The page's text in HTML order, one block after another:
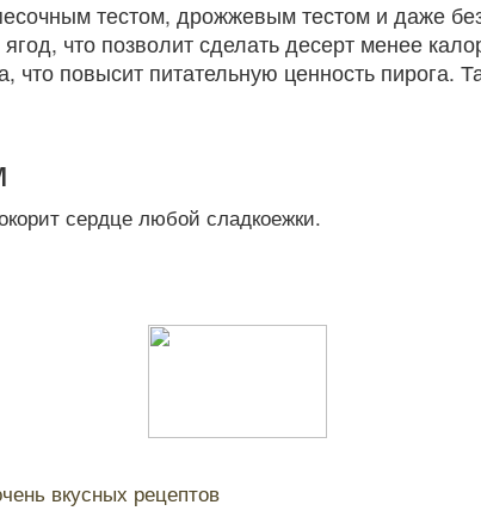
тестом, дрожжевым тестом и даже
что позволит сделать десерт менее
повысит питательную ценность пирога.
сердце любой сладкоежки.
вкусных рецептов